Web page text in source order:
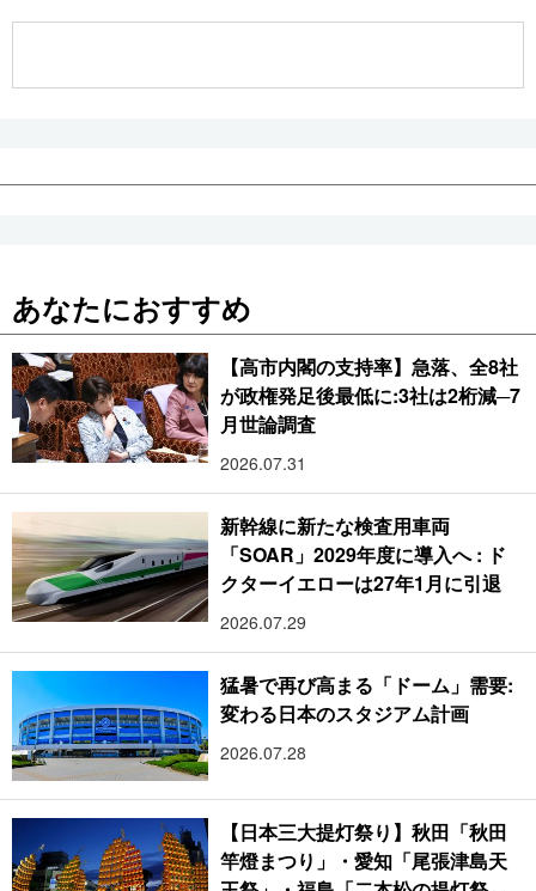
あなたにおすすめ
【高市内閣の支持率】急落、全8社
が政権発足後最低に:3社は2桁減─7
月世論調査
2026.07.31
新幹線に新たな検査用車両
「SOAR」2029年度に導入へ : ド
クターイエローは27年1月に引退
2026.07.29
猛暑で再び高まる「ドーム」需要:
変わる日本のスタジアム計画
2026.07.28
【日本三大提灯祭り】秋田「秋田
竿燈まつり」・愛知「尾張津島天